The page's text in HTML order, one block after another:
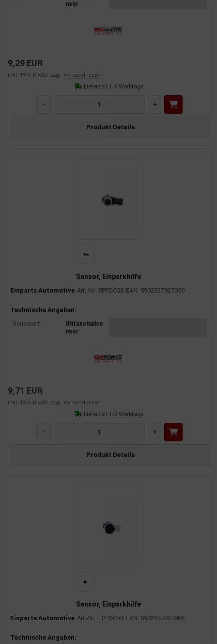
nsor
9,29 EUR
inkl. 19 % MwSt. zzgl. Versandkosten
Lieferzeit:1-3 Werktage
- +
Produkt Details
Sensor, Einparkhilfe
Einparts Automotive Art.-Nr.: EPPDC58 EAN: 5902537827059
Produktinformationen
Technische Angaben:
Sensorart
Ultraschallse
nsor
9,71 EUR
inkl. 19 % MwSt. zzgl. Versandkosten
Lieferzeit:1-3 Werktage
- +
Produkt Details
Sensor, Einparkhilfe
Einparts Automotive Art.-Nr.: EPPDC59 EAN: 5902537827066
Produktinformationen
Technische Angaben: